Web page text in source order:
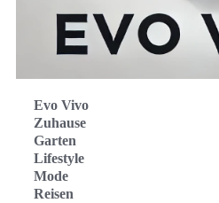
Evo Vivo
Zuhause
Garten
Lifestyle
Mode
Reisen